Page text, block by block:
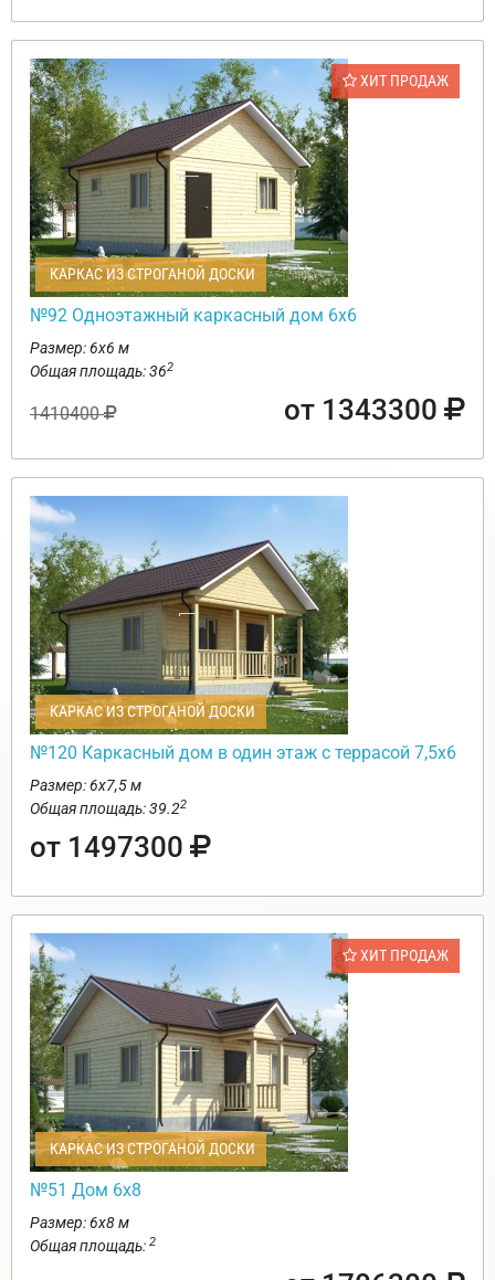
ХИТ ПРОДАЖ
КАРКАС ИЗ СТРОГАНОЙ ДОСКИ
№92 Одноэтажный каркасный дом 6х6
Размер: 6х6 м
Общая площадь: 362
1410400 от 1343300
КАРКАС ИЗ СТРОГАНОЙ ДОСКИ
№120 Каркасный дом в один этаж с террасой 7,5х6
Размер: 6х7,5 м
Общая площадь: 39.22
от 1497300
ХИТ ПРОДАЖ
КАРКАС ИЗ СТРОГАНОЙ ДОСКИ
№51 Дом 6х8
Размер: 6х8 м
Общая площадь: 2